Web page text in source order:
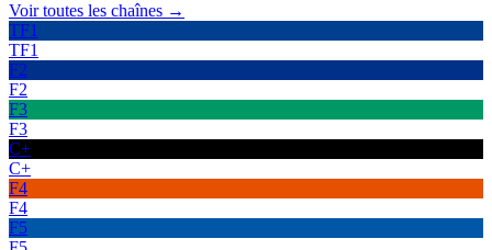
Voir toutes les chaînes →
TF1
TF1
F2
F2
F3
F3
C+
C+
F4
F4
F5